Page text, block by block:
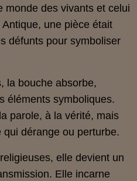
monde des vivants et celui
une pièce était
défunts pour symboliser
la bouche absorbe,
éléments symboliques.
parole, à la vérité, mais
qui dérange ou perturbe.
elle devient un
Elle incarne